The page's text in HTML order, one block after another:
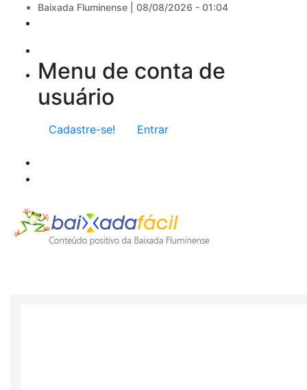
Baixada Fluminense | 08/08/2026 - 01:04
Menu de conta de
usuário
Cadastre-se! Entrar